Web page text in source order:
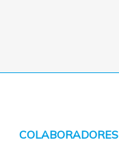
COLABORADORES